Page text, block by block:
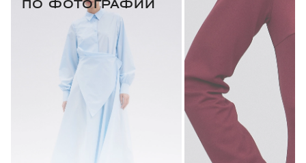
ПО ФОТОГРАФИИ